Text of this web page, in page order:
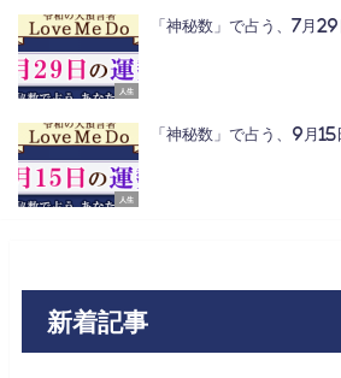
人生
「神秘数」で占う、7月
人生
「神秘数」で占う、9月
新着記事